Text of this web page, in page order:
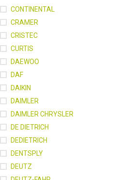
CONTINENTAL
CRAMER
CRISTEC
CURTIS
DAEWOO
DAF
DAIKIN
DAIMLER
DAIMLER CHRYSLER
DE DIETRICH
DEDIETRICH
DENTSPLY
DEUTZ